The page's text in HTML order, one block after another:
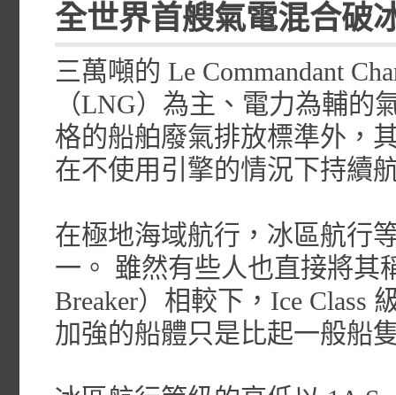
全世界首艘氣電混合破
三萬噸的 Le Commandant
（LNG）為主、電力為輔
格的船舶廢氣排放標準外，
在不使用引擎的情況下持續
在極地海域航行，冰區航行
一。 雖然有些人也直接將其
Breaker）相較下，Ice Class
加強的船體只是比起一般船